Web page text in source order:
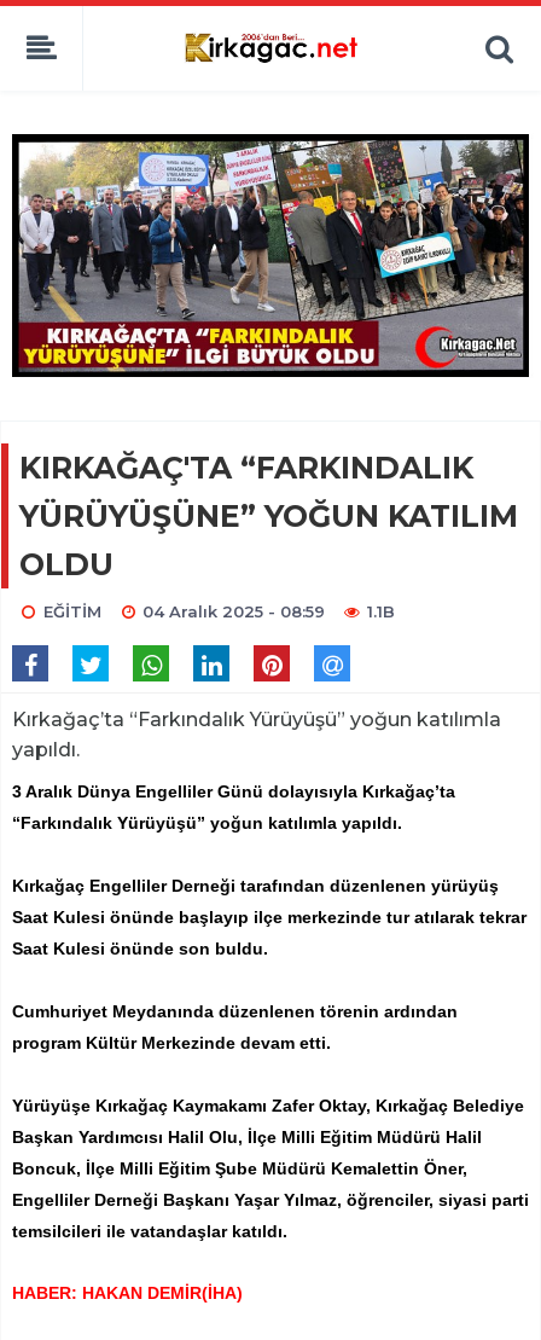
KIRKAĞAÇ'TA “FARKINDALIK
YÜRÜYÜŞÜNE” YOĞUN KATILIM
OLDU
EĞİTİM 04 Aralık 2025 - 08:59 1.1B
Kırkağaç’ta “Farkındalık Yürüyüşü” yoğun katılımla
yapıldı.
3 Aralık Dünya Engelliler Günü dolayısıyla Kırkağaç’ta
“Farkındalık Yürüyüşü” yoğun katılımla yapıldı.
Kırkağaç Engelliler Derneği tarafından düzenlenen yürüyüş
Saat Kulesi önünde başlayıp ilçe merkezinde tur atılarak tekrar
Saat Kulesi önünde son buldu.
Cumhuriyet Meydanında düzenlenen törenin ardından
program Kültür Merkezinde devam etti.
Yürüyüşe Kırkağaç Kaymakamı Zafer Oktay, Kırkağaç Belediye
Başkan Yardımcısı Halil Olu, İlçe Milli Eğitim Müdürü Halil
Boncuk, İlçe Milli Eğitim Şube Müdürü Kemalettin Öner,
Engelliler Derneği Başkanı Yaşar Yılmaz, öğrenciler, siyasi parti
temsilcileri ile vatandaşlar katıldı.
HABER: HAKAN DEMİR(İHA)